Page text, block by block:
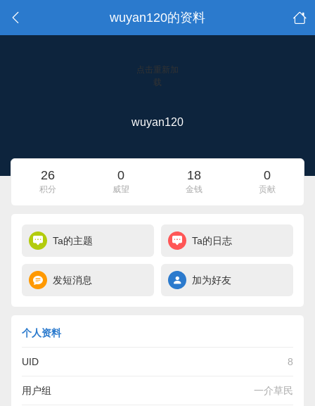
wuyan120的资料
点击重新加
载
wuyan120
26
积分
0
威望
18
金钱
0
贡献
Ta的主题 Ta的日志
发短消息 加为好友
个人资料
UID 8
用户组 一介草民